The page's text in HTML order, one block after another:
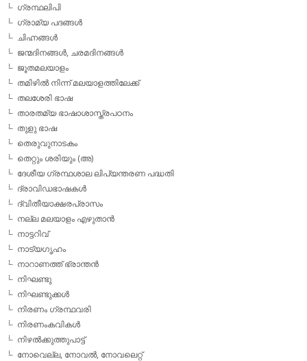
ഗ്രന്ഥലിപി
ഗ്രാമ്യ പദങ്ങള്‍
ചിഹ്നങ്ങള്‍
ജന്മദിനങ്ങള്‍, ചരമദിനങ്ങള്‍
ജൂതമലയാളം
തമിഴില്‍ നിന്ന് മലയാളത്തിലേക്ക്
തലശേരി ഭാഷ
താരതമ്യ ഭാഷാശാസ്ത്രപഠനം
തുളു ഭാഷ
തെരുവുനാടകം
തെറ്റും ശരിയും (അ)
ദേശീയ ഗ്രന്ഥശാല ലിപ്യന്തരണ പദ്ധതി
ദ്രാവിഡഭാഷകള്‍
ദ്വിതീയാക്ഷരപ്രാസം
നല്ല മലയാളം എഴുതാന്‍
നാട്ടറിവ്
നാട്യഗൃഹം
നാറാണത്ത് ഭ്രാന്തന്‍
നിഘണ്ടു
നിഘണ്ടുക്കള്‍
നിരണം ഗ്രന്ഥവരി
നിരണംകവികള്‍
നിഴല്‍ക്കുത്തുപാട്ട്
നോവെല്ല, നോവല്‍, നോവലെറ്റ്